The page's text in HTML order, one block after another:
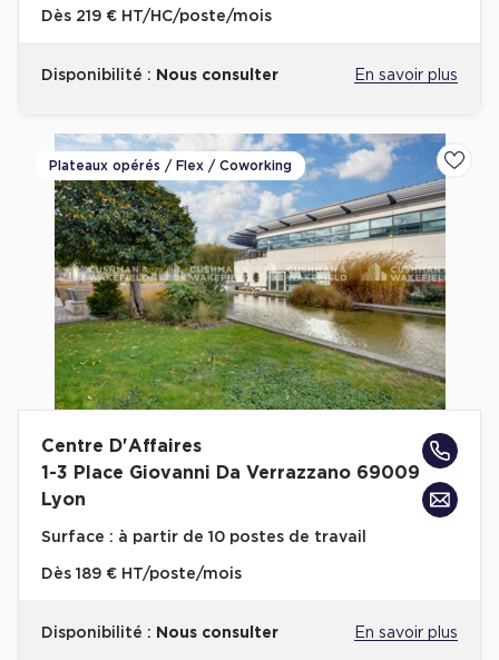
Dès 219 € HT/HC/poste/mois
Disponibilité : Nous consulter En savoir plus
Plateaux opérés / Flex / Coworking
Centre D'Affaires
1-3 Place Giovanni Da Verrazzano 69009
Lyon
Surface : à partir de 10 postes de travail
Dès 189 € HT/poste/mois
Disponibilité : Nous consulter En savoir plus